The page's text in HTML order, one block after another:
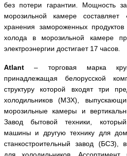
без потери гарантии. Мощность
морозильной камере составляет
хранения замороженных
холода в морозильной камере
электроэнергии достигает 17 часов.
Atlant – торговая марка
принадлежащая белорусской
структуру которой входят три
холодильников (МЗХ),
морозильные камеры и
Завод бытовой техники,
машины и другую технику для
станкостроительный завод (БСЗ),